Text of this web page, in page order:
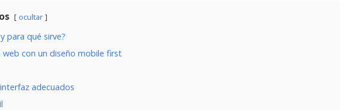
ocultar
para qué sirve?
web con un diseño mobile first
adecuados